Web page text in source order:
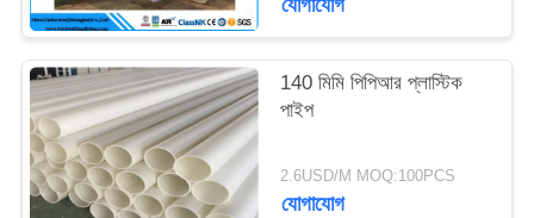
140 মিমি পিপিআর প্লাস্টিক
পাইপ
2.6USD/M MOQ:100PCS
যোগাযোগ